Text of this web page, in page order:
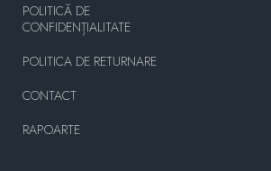
POLITICĂ DE
CONFIDENȚIALITATE
POLITICA DE RETURNARE
CONTACT
RAPOARTE